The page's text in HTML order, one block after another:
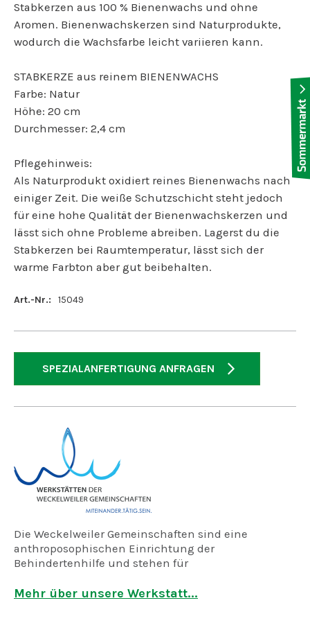
Stabkerzen aus 100 % Bienenwachs und ohne
Aromen. Bienenwachskerzen sind Naturprodukte,
wodurch die Wachsfarbe leicht variieren kann.
STABKERZE aus reinem BIENENWACHS
Farbe: Natur
Höhe: 20 cm
Durchmesser: 2,4 cm
Pflegehinweis:
Als Naturprodukt oxidiert reines Bienenwachs nach
einiger Zeit. Die weiße Schutzschicht steht jedoch
für eine hohe Qualität der Bienenwachskerzen und
lässt sich ohne Probleme abreiben. Lagerst du die
Stabkerzen bei Raumtemperatur, lässt sich der
warme Farbton aber gut beibehalten.
Art.-Nr.: 15049
SPEZIALANFERTIGUNG ANFRAGEN
Die Weckelweiler Gemeinschaften sind eine
anthroposophischen Einrichtung der
Behindertenhilfe und stehen für
ein Sozialraum, den jeder aktiv und individuell
Mehr über unsere Werkstatt...